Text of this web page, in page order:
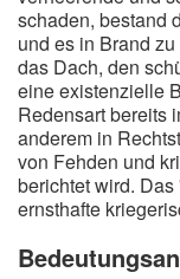
schaden, bestand
und es in Brand
das Dach, den
eine existenzielle
Redensart bereits
anderem in
von Fehden und
berichtet wird.
ernsthafte